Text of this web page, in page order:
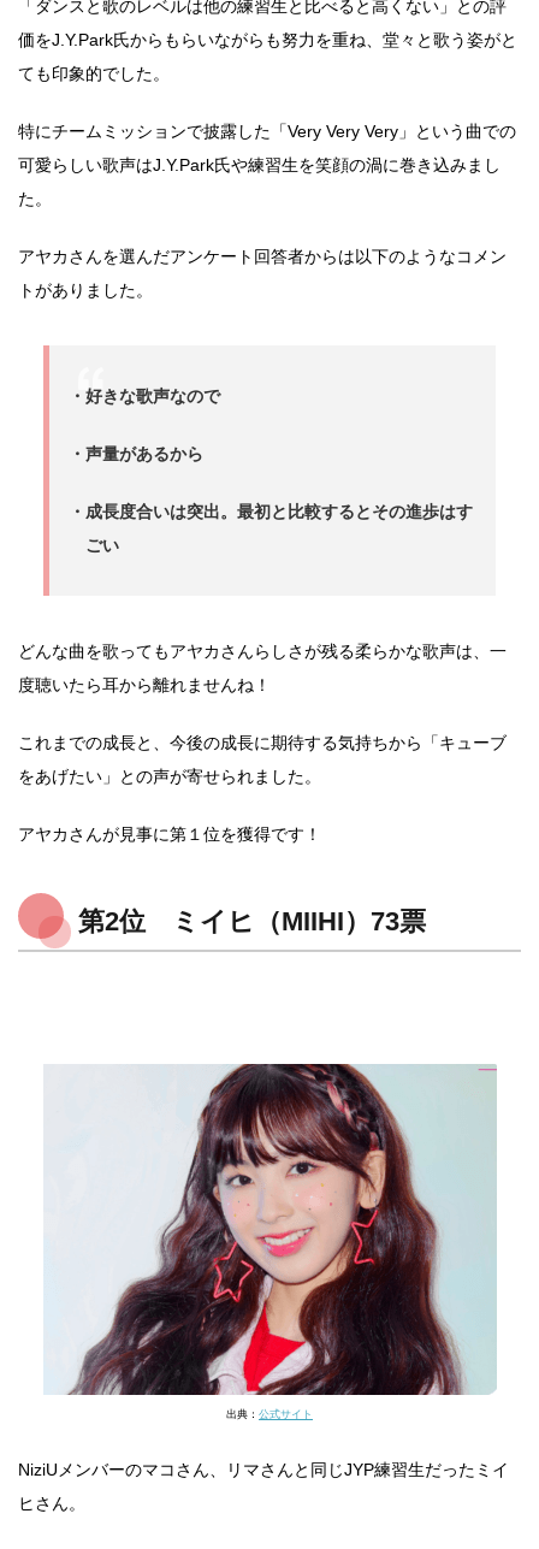
「ダンスと歌のレベルは他の練習生と比べると高くない」との評
価をJ.Y.Park氏からもらいながらも努力を重ね、堂々と歌う姿がと
ても印象的でした。
特にチームミッションで披露した「Very Very Very」という曲での
可愛らしい歌声はJ.Y.Park氏や練習生を笑顔の渦に巻き込みまし
た。
アヤカさんを選んだアンケート回答者からは以下のようなコメン
トがありました。
・好きな歌声なので
・声量があるから
・成長度合いは突出。最初と比較するとその進歩はす
ごい
どんな曲を歌ってもアヤカさんらしさが残る柔らかな歌声は、一
度聴いたら耳から離れませんね！
これまでの成長と、今後の成長に期待する気持ちから「キューブ
をあげたい」との声が寄せられました。
アヤカさんが見事に第１位を獲得です！
第2位 ミイヒ（MIIHI）73票
出典： 公式サイト
NiziUメンバーのマコさん、リマさんと同じJYP練習生だったミイ
ヒさん。